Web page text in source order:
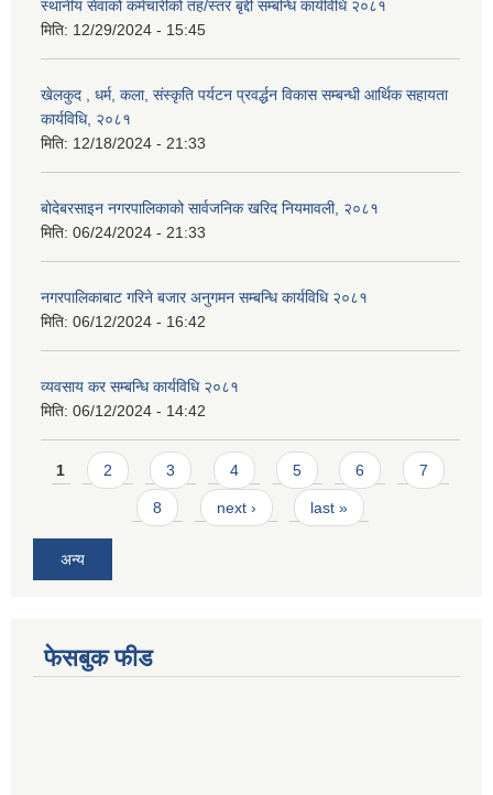
स्थानीय सेवाको कर्मचारीको तह/स्तर बृद्दी सम्बन्धि कार्यविधि २०८१
मिति: 12/29/2024 - 15:45
खेलकुद , धर्म, कला, संस्कृति पर्यटन प्रवर्द्धन विकास सम्बन्धी आर्थिक सहायता
कार्यविधि, २०८१
मिति: 12/18/2024 - 21:33
बोदेबरसाइन नगरपालिकाको सार्वजनिक खरिद नियमावली, २०८१
मिति: 06/24/2024 - 21:33
नगरपालिकाबाट गरिने बजार अनुगमन सम्बन्धि कार्यविधि २०८१
मिति: 06/12/2024 - 16:42
व्यवसाय कर सम्बन्धि कार्यविधि २०८१
मिति: 06/12/2024 - 14:42
Pages
1 2 3 4 5 6 7
8 next › last »
अन्य
फेसबुक फीड